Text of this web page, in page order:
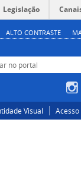
Legislação
ALTO CONTRASTE
portal
Visual